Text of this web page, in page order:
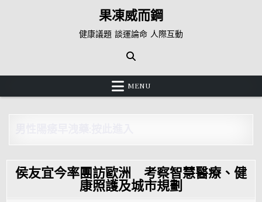
果凍威而鋼
健康議題 談運論命 人際互動
MENU
侯友宜今率團訪歐洲 考察智慧醫療、健
康照護及城市規劃